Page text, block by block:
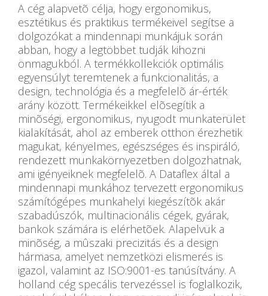
A cég alapvetõ célja, hogy ergonomikus,
esztétikus és praktikus termékeivel segítse a
dolgozókat a mindennapi munkájuk során
abban, hogy a legtöbbet tudják kihozni
önmagukból. A termékkollekciók optimális
egyensúlyt teremtenek a funkcionalitás, a
design, technológia és a megfelelõ ár-érték
arány között. Termékeikkel elõsegítik a
minõségi, ergonomikus, nyugodt munkaterület
kialakítását, ahol az emberek otthon érezhetik
magukat, kényelmes, egészséges és inspiráló,
rendezett munkakörnyezetben dolgozhatnak,
ami igényeiknek megfelelõ. A Dataflex által a
mindennapi munkához tervezett ergonomikus
számítógépes munkahelyi kiegészítõk akár
szabadúszók, multinacionális cégek, gyárak,
bankok számára is elérhetõek. Alapelvük a
minõség, a mûszaki precizitás és a design
hármasa, amelyet nemzetközi elismerés is
igazol, valamint az ISO:9001-es tanúsítvány. A
holland cég specális tervezéssel is foglalkozik,